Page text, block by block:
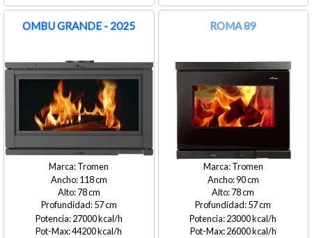
OMBU GRANDE - 2025
Tromen
118
78
57
27000
44200
ROMA 89
Tromen
90
78
57
23000
26000